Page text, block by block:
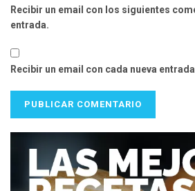
Recibir un email con los siguientes
entrada.
Recibir un email con cada nueva